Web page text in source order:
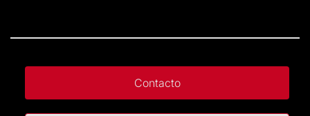
Contacto